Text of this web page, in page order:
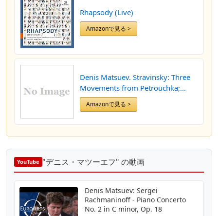
Rhapsody (Live)
Amazonで見る >
Denis Matsuev. Stravinsky: Three
Movements from Petrouchka;
Tchaikovsky: The Seasons
Amazonで見る >
YouTube "デニス・マツーエフ" の動画
Denis Matsuev: Sergei
Rachmaninoff - Piano Concerto
No. 2 in C minor, Op. 18